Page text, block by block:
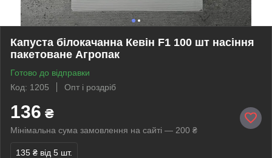
Капуста білокачанна Кевін F1 100 шт насіння
пакетоване Агропак
Готово до відправки
Код: 1205
Опт і роздріб
136 ₴
Мінімальна сума замовлення на сайті — 200 ₴
135 ₴ від 5 шт.